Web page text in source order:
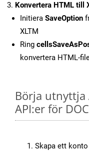
Konvertera HTML till
Initiera SaveOption
XLTM
Ring
konvertera HTML-
Börja utnyttja
API:er för
Skapa ett